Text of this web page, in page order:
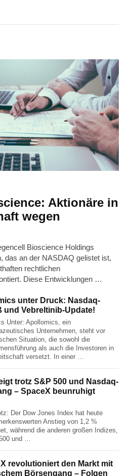
Aktionäre in
wegen
Bioscience Holdings
das an der NASDAQ gelistet ist,
rechtlichen
Diese Entwicklungen …
unter Druck: Nasdaq-
und Vebreltinib-Update!
Unter: Apollomics, ein
Unternehmen, steht vor
Situation, die sowohl die
als auch die Investoren in
versetzt. In einer …
trotz S&P 500 und Nasdaq-
– SpaceX beunruhigt
Der Dow Jones Index hat heute
Anstieg von 1,2 %
während die anderen großen Indizes,
und …
revolutioniert den Markt mit
Börsengang – Folgen